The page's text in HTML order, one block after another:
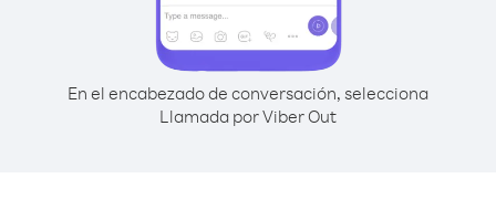
En el encabezado de conversación, selecciona
Llamada por Viber Out